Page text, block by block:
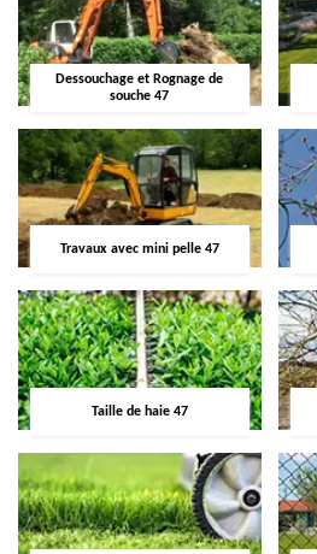
Dessouchage et Rognage de
souche 47
Travaux avec mini pelle 47
Taille de haie 47